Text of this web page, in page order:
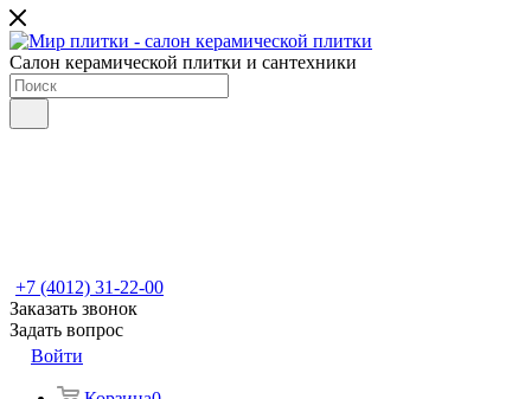
Салон керамической плитки и сантехники
+7 (4012) 31-22-00
Заказать звонок
Задать вопрос
Войти